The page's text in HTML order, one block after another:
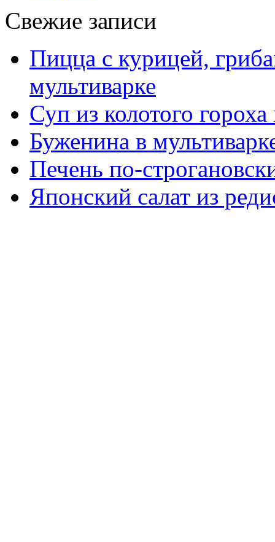
Свежие записи
Пицца с курицей,
мультиварке
Суп из колотого
Буженина в
Печень по-
Японский салат из